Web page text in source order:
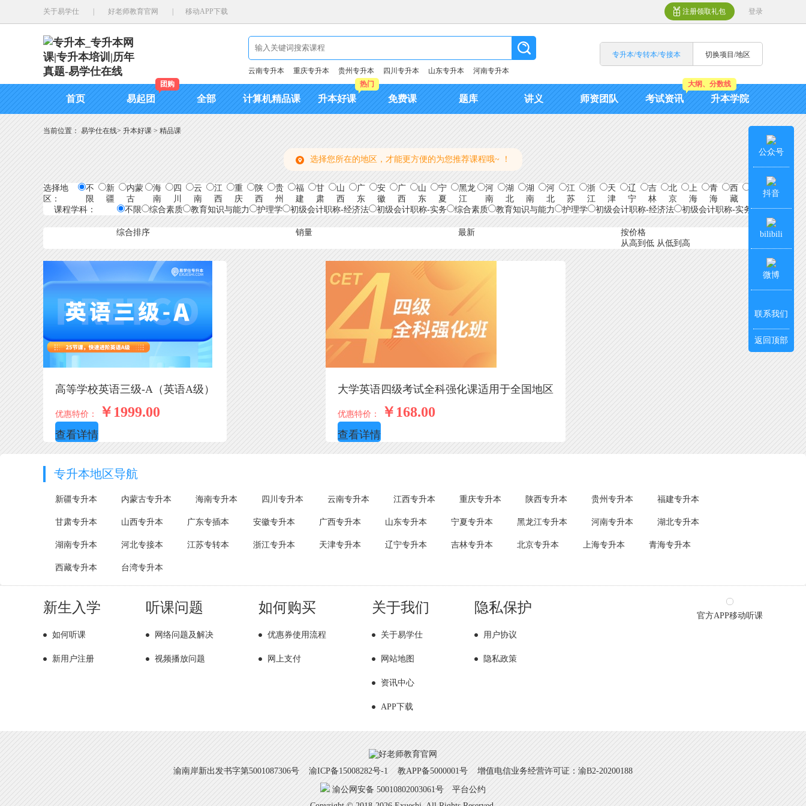
关于易学仕 好老师教育官网 移动APP下载 注册领取礼包 登录
云南专升本 重庆专升本 贵州专升本 四川专升本 山东专升本 河南专升本
专升本/专转本/专接本 切换项目/地区
首页 易起团
团购
全部 计算机精品课 升本好课
热门
免费课 题库 讲义 师资团队 考试资讯
大纲、分数线
升本学院
当前位置： 易学仕在线> 升本好课 > 精品课
选择您所在的地区，才能更方便的为您推荐课程哦~ ！
选择地
区：
不
限
新
疆
内蒙
古
海
南
四
川
云
南
江
西
重
庆
陕
西
贵
州
福
建
甘
肃
山
西
广
东
安
徽
广
西
山
东
宁
夏
黑龙
江
河
南
湖
北
湖
南
河
北
江
苏
浙
江
天
津
辽
宁
吉
林
北
京
上
海
青
海
西
藏
课程学科：
不限 综合素质 教育知识与能力 护理学 初级会计职称-经济法 初级会计职称-实务 综合素质 教育知识与能力 护理学 初级会计职称-经济法 初级会计职称-实务
综合排序 销量 最新
按价格
从高到低 从低到高
高等学校英语三级-A（英语A级）
优惠特价： ￥1999.00
查看详情
大学英语四级考试全科强化课适用于全国地区
优惠特价： ￥168.00
查看详情
专升本地区导航
新疆专升本 内蒙古专升本 海南专升本 四川专升本 云南专升本 江西专升本 重庆专升本 陕西专升本 贵州专升本 福建专升本
甘肃专升本 山西专升本 广东专插本 安徽专升本 广西专升本 山东专升本 宁夏专升本 黑龙江专升本 河南专升本 湖北专升本
湖南专升本 河北专接本 江苏专转本 浙江专升本 天津专升本 辽宁专升本 吉林专升本 北京专升本 上海专升本 青海专升本
西藏专升本 台湾专升本
新生入学
如何听课
新用户注册
听课问题
网络问题及解决
视频播放问题
如何购买
优惠券使用流程
网上支付
关于我们
关于易学仕
网站地图
资讯中心
APP下载
隐私保护
用户协议
隐私政策
官方APP移动听课
渝南岸新出发书字第5001087306号 渝ICP备15008282号-1 教APP备5000001号 增值电信业务经营许可证：渝B2-20200188
渝公网安备 50010802003061号
平台公约
公众号
抖音
bilibili
微博
联系我们
返回顶部